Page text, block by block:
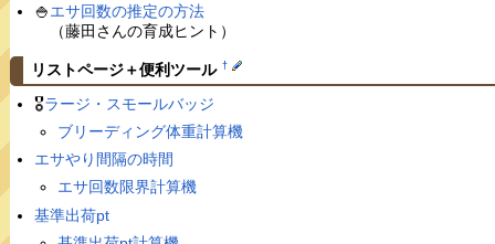
🍚エサ回数の推定の方法
（藤田さんの育成ヒント）
リストページ＋便利ツール †
🎖ラージ・スモールバッジ
ブリーディング体重計算機
エサやり間隔の時間
エサ回数限界計算機
基準出荷pt